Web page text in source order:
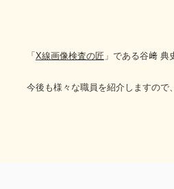
「X線画像検査の匠」である谷﨑 典
今後も様々な職員を紹介しますので